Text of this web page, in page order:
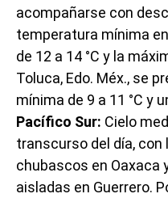
acompañarse con
temperatura mínima
de 12 a 14 °C y la
Toluca, Edo. Méx., se
mínima de 9 a 11 °C y
Pacífico Sur: Cielo
transcurso del día,
chubascos en Oaxaca
aisladas en Guerrero.